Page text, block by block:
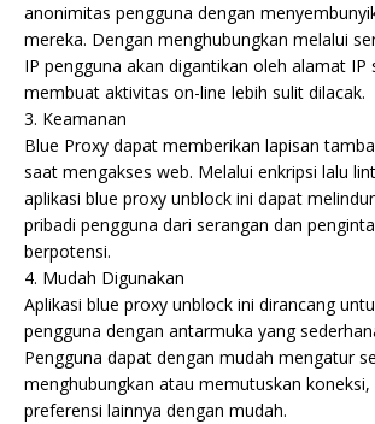
anonimitas pengguna dengan
mereka. Dengan menghubungkan melalui
IP pengguna akan digantikan oleh alamat IP
membuat aktivitas on-line lebih sulit dilacak.
3. Keamanan
Blue Proxy dapat memberikan lapisan
saat mengakses web. Melalui enkripsi lalu
aplikasi blue proxy unblock ini dapat
pribadi pengguna dari serangan dan
berpotensi.
4. Mudah Digunakan
Aplikasi blue proxy unblock ini dirancang
pengguna dengan antarmuka yang
Pengguna dapat dengan mudah mengatur
menghubungkan atau memutuskan
preferensi lainnya dengan mudah.